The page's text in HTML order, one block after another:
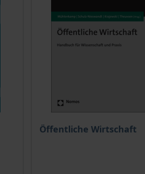
chosen on the product page
Öffentliche Wirtschaft
The price depends on the